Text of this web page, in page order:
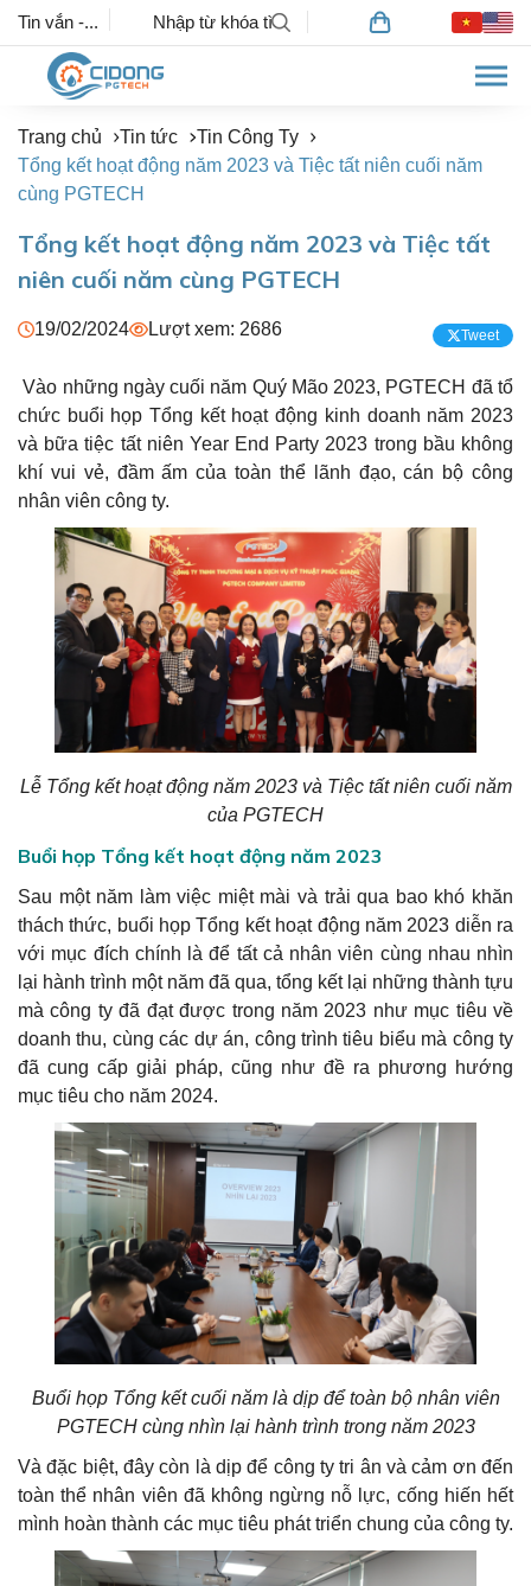
Tin vắn -...
Trang chủ Tin tức
Tin Công Ty
Tổng kết hoạt động năm 2023 và Tiệc tất niên cuối năm
cùng PGTECH
Tổng kết hoạt động năm 2023 và Tiệc tất
niên cuối năm cùng PGTECH
19/02/2024 Lượt xem: 2686 Tweet
Vào những ngày cuối năm Quý Mão 2023, PGTECH đã tổ
chức buổi họp Tổng kết hoạt động kinh doanh năm 2023
và bữa tiệc tất niên Year End Party 2023 trong bầu không
khí vui vẻ, đầm ấm của toàn thể lãnh đạo, cán bộ công
nhân viên công ty.
Lễ Tổng kết hoạt động năm 2023 và Tiệc tất niên cuối năm
của PGTECH
Buổi họp Tổng kết hoạt động năm 2023
Sau một năm làm việc miệt mài và trải qua bao khó khăn
thách thức, buổi họp Tổng kết hoạt động năm 2023 diễn ra
với mục đích chính là để tất cả nhân viên cùng nhau nhìn
lại hành trình một năm đã qua, tổng kết lại những thành tựu
mà công ty đã đạt được trong năm 2023 như mục tiêu về
doanh thu, cùng các dự án, công trình tiêu biểu mà công ty
đã cung cấp giải pháp, cũng như đề ra phương hướng
mục tiêu cho năm 2024.
Buổi họp Tổng kết cuối năm là dịp để toàn bộ nhân viên
PGTECH cùng nhìn lại hành trình trong năm 2023
Và đặc biệt, đây còn là dịp để công ty tri ân và cảm ơn đến
toàn thể nhân viên đã không ngừng nỗ lực, cống hiến hết
mình hoàn thành các mục tiêu phát triển chung của công ty.